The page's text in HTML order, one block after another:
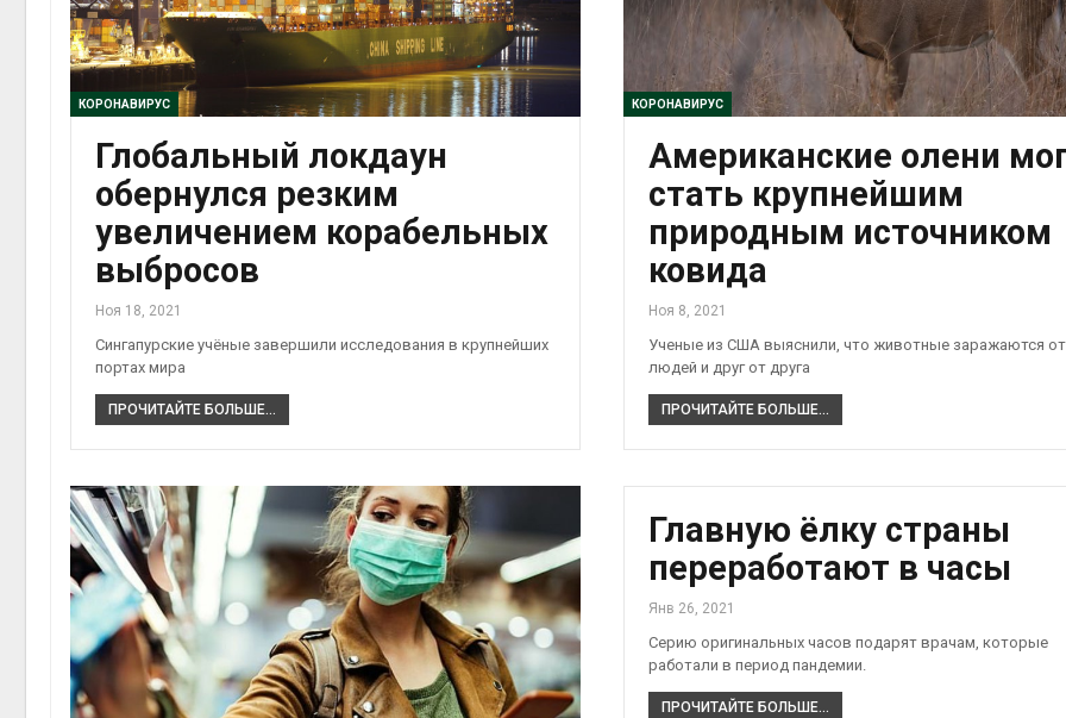
КОРОНАВИРУС
Глобальный локдаун
обернулся резким
увеличением корабельных
выбросов
Ноя 18, 2021
Сингапурские учёные завершили исследования в крупнейших
портах мира
ПРОЧИТАЙТЕ БОЛЬШЕ...
КОРОНАВИРУС
Американские олени
стать крупнейшим
природным источником
ковида
Ноя 8, 2021
Ученые из США выяснили, что животные заражаются от
людей и друг от друга
ПРОЧИТАЙТЕ БОЛЬШЕ...
Главную ёлку страны
переработают в часы
Янв 26, 2021
Серию оригинальных часов подарят врачам, которые
работали в период пандемии.
ПРОЧИТАЙТЕ БОЛЬШЕ...